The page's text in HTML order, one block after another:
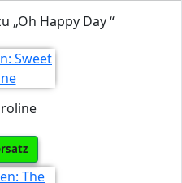
„Oh Happy Day “